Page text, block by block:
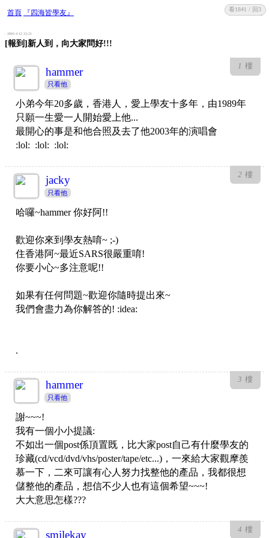
首頁 『四海皆學友』 收藏 回復
- 2003-4-12 22:21
[報到]新人到，向大家問好!!!
看1841 / 回3
1 樓
hammer
只看他
小弟今年20多歲，香港人，愛上學友十多年，由1989年
只願一生愛一人開始愛上他...
最開心的事是和他合照及去了他2003年的演唱會
:lol: :lol: :lol:
2 樓
jacky
只看他
哈囉~hammer 你好阿!!
歡迎你來到學友熱唷~ ;-)
住香港阿~最近SARS很嚴重唷!
你要小心~多注意呢!!
如果有任何問題~歡迎你隨時提出來~
我們會盡力為你解答的! :idea:
.
3 樓
hammer
只看他
謝~~~!
我有一個小小提議:
不如出一個post係頂置既，比大家post自己有什麼學友的
珍藏(cd/vcd/dvd/vhs/poster/tape/etc...)，一來給大家觀摩羨
慕一下，二來可讓有心人努力找整他的產品，我都很想
儲整他的產品，想信不少人也有這個希望~~~!
大大意思怎樣???
4 樓
smilekay